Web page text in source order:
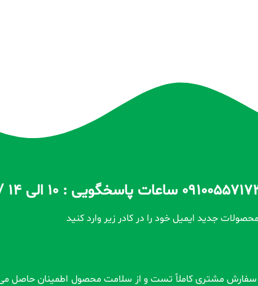
جدید ایمیل خود را در کادر زیر وارد کنید